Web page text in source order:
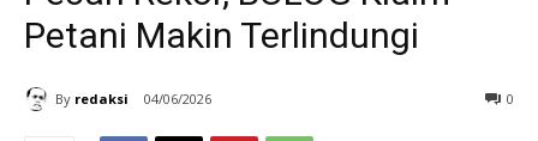
Petani Makin Terlindungi
By redaksi 04/06/2026 0